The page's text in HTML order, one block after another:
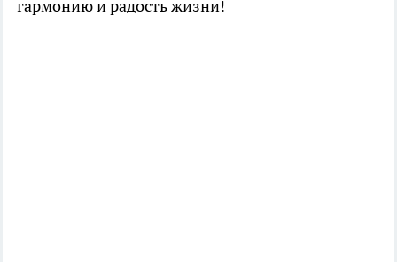
гармонию и радость жизни!